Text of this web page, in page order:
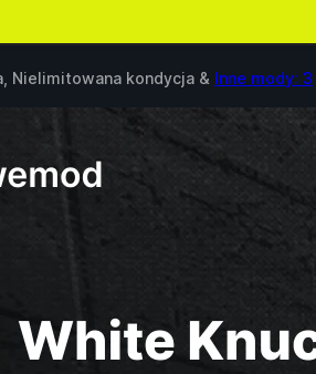
Nielimitowana kondycja & Inne mody: 3